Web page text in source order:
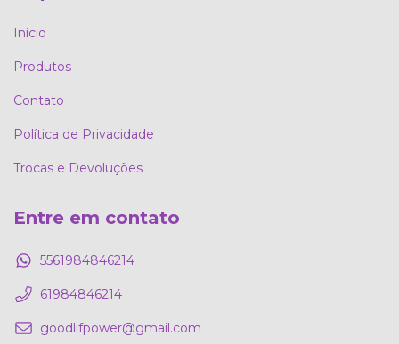
Início
Produtos
Contato
Política de Privacidade
Trocas e Devoluções
Entre em contato
5561984846214
61984846214
goodlifpower@gmail.com